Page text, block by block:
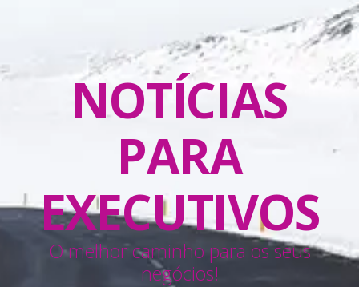
NOTÍCIAS
PARA
EXECUTIVOS
O melhor caminho para os seus
negócios!